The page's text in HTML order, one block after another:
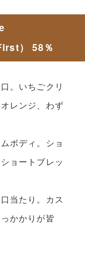
） 58％
。いちごクリ
レンジ、わず
ボディ。ショ
ョートブレッ
当たり。カス
かかりが皆